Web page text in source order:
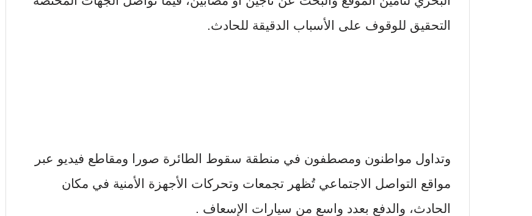
التحقيق للوقوف على الأسباب الدقيقة للحادث.
وتداول مواطنون ومصطفون في منطقة سقوط الطائرة صورا ومقاطع فيديو عبر
مواقع التواصل الاجتماعي تُظهر تجمعات وتحركات الأجهزة الأمنية في مكان
الحادث، والدفع بعدد واسع من سيارات الإسعاف .